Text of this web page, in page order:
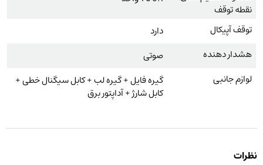
نقطه توقف
توقف آپیکال
دارد
هشدار دهنده
صوتی
لوازم جانبی
گیره فایل + گیره لب + کابل سیگنال خطی +
کابل شارژ + آداپتور برق
نظرات